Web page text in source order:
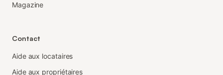
Magazine
Contact
Aide aux locataires
Aide aux propriétaires